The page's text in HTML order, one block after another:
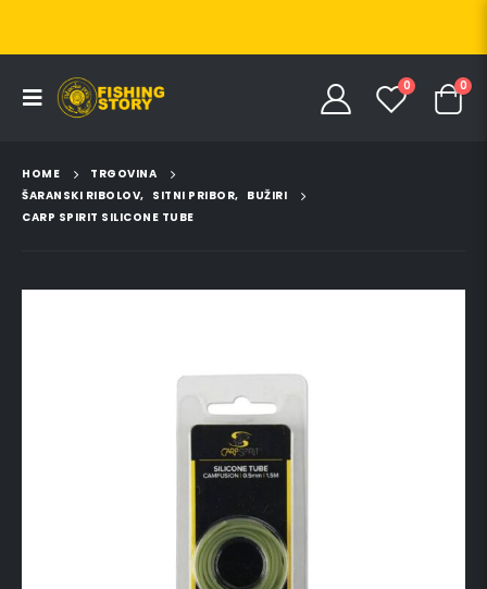
0 0
HOME
TRGOVINA
ŠARANSKI RIBOLOV, SITNI PRIBOR, BUŽIRI
CARP SPIRIT SILICONE TUBE